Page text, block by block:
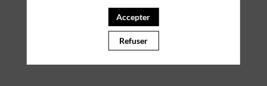
Accepter
Refuser